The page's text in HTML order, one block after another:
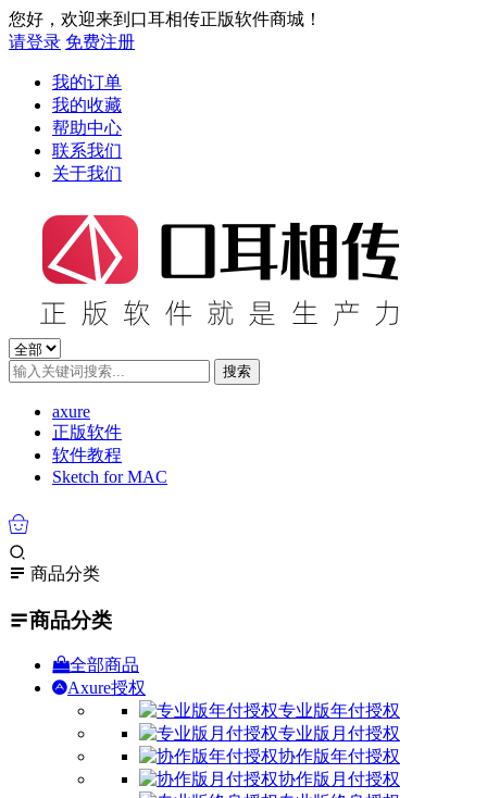
您好，欢迎来到口耳相传正版软件商城！
请登录 免费注册
我的订单
我的收藏
帮助中心
联系我们
关于我们
axure
正版软件
软件教程
Sketch for MAC
商品分类
商品分类
全部商品
Axure授权
专业版年付授权
专业版月付授权
协作版年付授权
协作版月付授权